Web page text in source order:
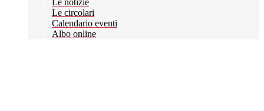
Le notizie
Le circolari
Calendario eventi
Albo online